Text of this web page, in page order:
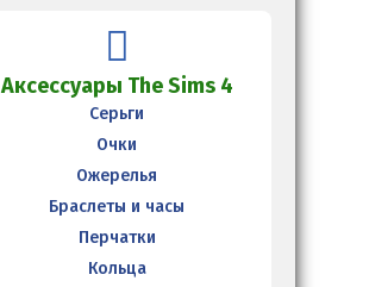
Аксессуары The Sims 4
Серьги
Очки
Ожерелья
Браслеты и часы
Перчатки
Кольца